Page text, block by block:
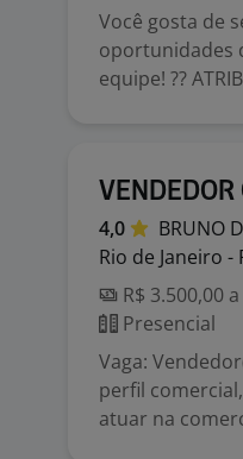
Você gosta de
oportunidades
equipe! ??
VENDEDOR
4,0 BRUNO
Rio de Janeiro -
R$ 3.500,00
Presencial
Vaga:
perfil
atuar na